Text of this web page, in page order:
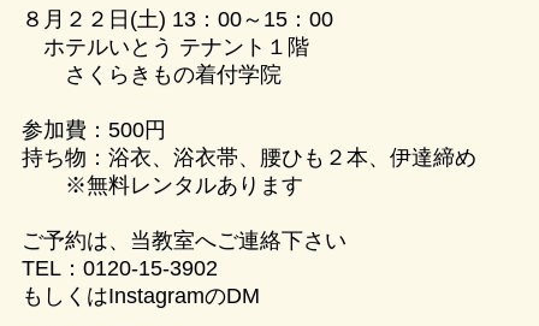
８月２２日(土) 13：00～15：00
ホテルいとう テナント１階
さくらきもの着付学院
参加費：500円
持ち物：浴衣、浴衣帯、腰ひも２本、伊達締め
※無料レンタルあります
ご予約は、当教室へご連絡下さい
TEL：0120-15-3902
もしくはInstagramのDM